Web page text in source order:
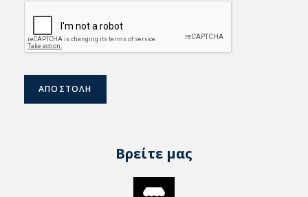
ΑΠΟΣΤΟΛΗ
Βρείτε μας